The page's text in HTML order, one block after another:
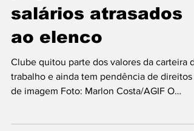
pagamento de
salários atrasados
ao elenco
Clube quitou parte dos valores da carteira
trabalho e ainda tem pendência de direitos